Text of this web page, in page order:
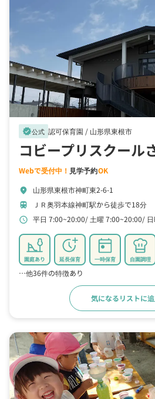
verified公式 認可保育園 / 山形県東根市
コビープリスクール
Webで受付中！ 見学予約OK
location_on 山形県東根市神町東2-6-1
train ＪＲ奥羽本線神町駅から徒歩で18分
schedule 平日 7:00~20:00 土曜 7:00~20:00
園庭あり 延長保育 一時保育 自園調理
…他36件の特徴あり
気になるリストに